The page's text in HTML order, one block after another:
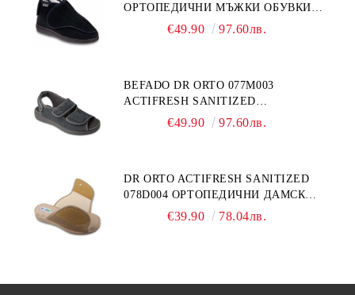
ОРТОПЕДИЧНИ МЪЖКИ ОБУВКИ
ЗА ГИПСИРАН ИЛИ СВРЪХ
€49.90 97.60лв.
BEFADO DR ORTO 077M003
ACTIFRESH SANITIZED
ОРТОПЕДИЧНИ САНДАЛИ ЗА
€49.90 97.60лв.
DR ORTO ACTIFRESH SANITIZED
078D004 ОРТОПЕДИЧНИ ДАМСКИ
ЧЕХЛИ ЗА МНОГО ОТЕКЪЛ КРАК,
€39.90 78.04лв.